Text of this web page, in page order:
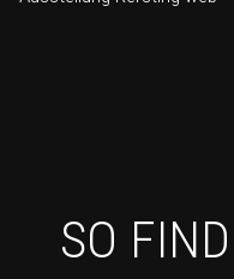
SO